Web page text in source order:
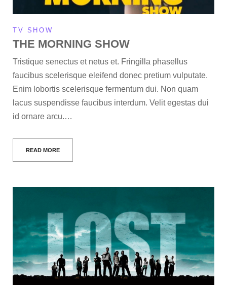
TV SHOW
THE MORNING SHOW
Tristique senectus et netus et. Fringilla phasellus
faucibus scelerisque eleifend donec pretium vulputate.
Enim lobortis scelerisque fermentum dui. Non quam
lacus suspendisse faucibus interdum. Velit egestas dui
id ornare arcu.…
READ MORE